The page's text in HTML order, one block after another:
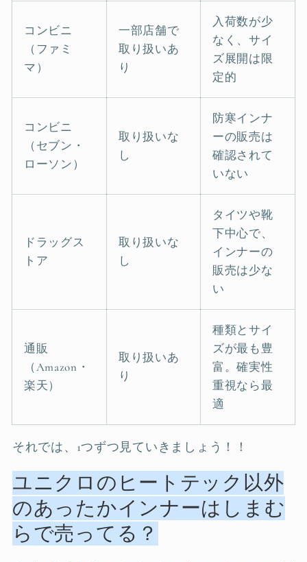
コンビニ
（ファミ
マ）
一部店舗で
取り扱いあ
り
入荷数が少
なく、サイ
ズ展開は限
定的
コンビニ
（セブン・
ローソン）
取り扱いな
し
防寒インナ
ーの販売は
確認されて
いない
ドラッグス
トア
取り扱いな
し
タイツや靴
下中心で、
インナーの
販売は少な
い
通販
（Amazon・
楽天）
取り扱いあ
り
種類とサイ
ズが最も豊
富。確実性
重視なら最
適
それでは、1つずつ見ていきましょう！！
ユニクロのヒートテック以外
のあったかインナーはしまむ
らで売ってる？